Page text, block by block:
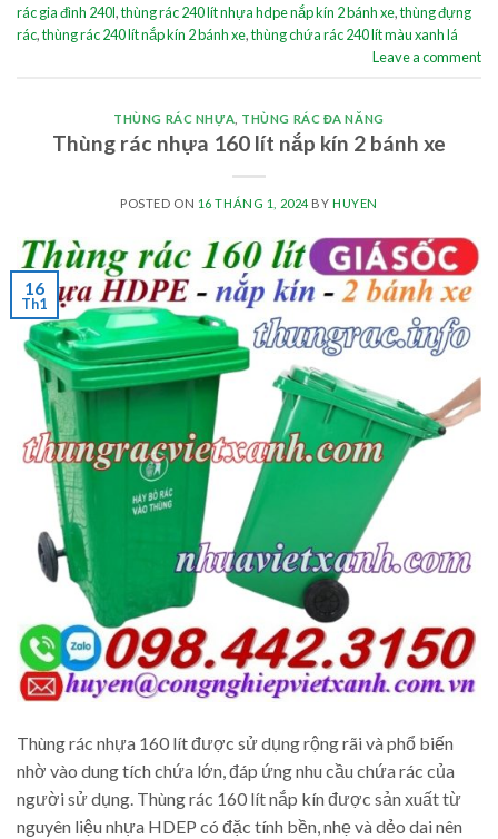
rác gia đình 240l,thùng rác 240 lít nhựa hdpe nắp kín 2 bánh xe,thùng đựng
rác,thùng rác 240 lít nắp kín 2 bánh xe,thùng chứa rác 240 lít màu xanh lá
Leave a comment
THÙNG RÁC NHỰA THÙNG RÁC ĐA NĂNG
Thùng rác nhựa 160 lít nắp kín 2 bánh xe
POSTED ON 16 THÁNG 1, 2024BY HUYEN
16
Th1
Thùng rác nhựa 160 lít được sử dụng rộng rãi và phổ biến
nhờ vào dung tích chứa lớn, đáp ứng nhu cầu chứa rác của
người sử dụng. Thùng rác 160 lít nắp kín được sản xuất từ
nguyên liệu nhựa HDEP có đặc tính bền, nhẹ và dẻo dai nên